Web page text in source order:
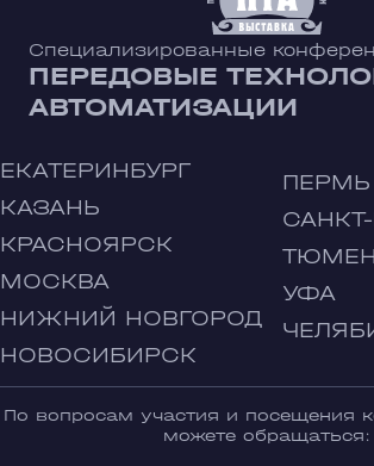
Специализированные
ПЕРЕДОВЫЕ
АВТОМАТИЗАЦИИ
ЕКАТЕРИНБУРГ
КАЗАНЬ
КРАСНОЯРСК
МОСКВА
НИЖНИЙ НОВГОРОД
НОВОСИБИРСК
ПЕРМЬ
УФА
По вопросам участия и посещения
можете обращаться: